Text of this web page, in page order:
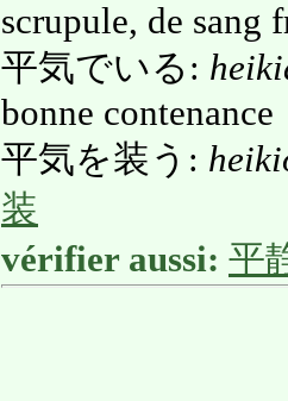
scrupule, de sang
平気でいる:
bonne contenance
平気を装う:
装
vérifier aussi: 平